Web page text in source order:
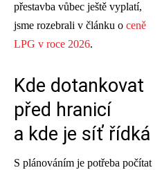
přestavba vůbec ještě vyplatí,
jsme rozebrali v článku o ceně
LPG v roce 2026.
Kde dotankovat
před hranicí
a kde je síť řídká
S plánováním je potřeba počítat